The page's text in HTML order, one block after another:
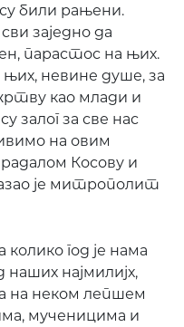
били рањени.
заједно да
парастос на њих.
невине душе, за
као млади и
залог за све нас
на овим
Косову и
је митрополит
колико год је нама
најмилијх,
на неком лепшем
мученицима и